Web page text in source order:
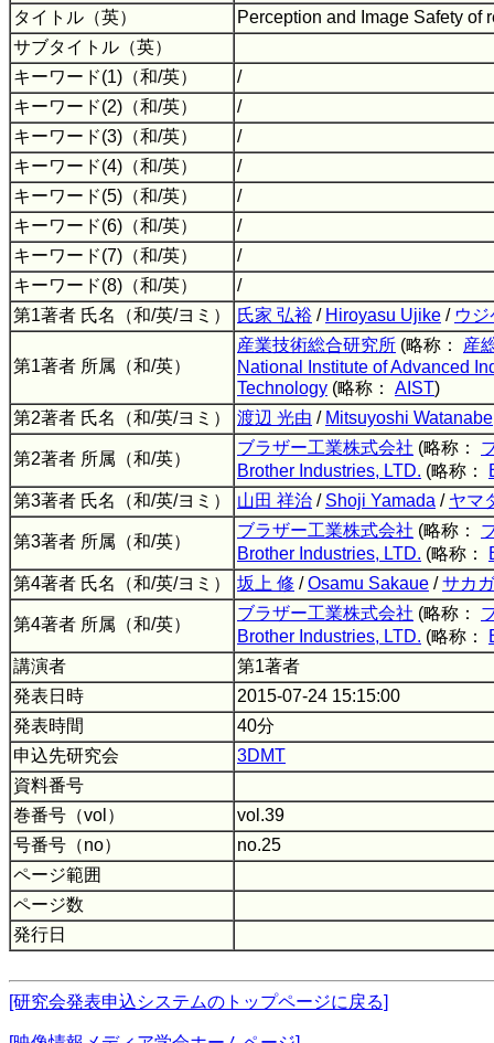
タイトル（英）
Perception and Image Safety
サブタイトル（英）
キーワード(1)（和/英）
/
キーワード(2)（和/英）
/
キーワード(3)（和/英）
/
キーワード(4)（和/英）
/
キーワード(5)（和/英）
/
キーワード(6)（和/英）
/
キーワード(7)（和/英）
/
キーワード(8)（和/英）
/
第1著者 氏名（和/英/ヨミ）
氏家 弘裕 / Hiroyasu Ujike / ウ
第1著者 所属（和/英）
産業技術総合研究所 (略称： 産
National Institute of Advanced
Technology (略称： AIST)
第2著者 氏名（和/英/ヨミ）
渡辺 光由 / Mitsuyoshi Watanabe
第2著者 所属（和/英）
ブラザー工業株式会社 (略称：
Brother Industries, LTD. (略称：
第3著者 氏名（和/英/ヨミ）
山田 祥治 / Shoji Yamada / ヤマ
第3著者 所属（和/英）
ブラザー工業株式会社 (略称：
Brother Industries, LTD. (略称：
第4著者 氏名（和/英/ヨミ）
坂上 修 /Osamu Sakaue /サカ
第4著者 所属（和/英）
ブラザー工業株式会社 (略称：
Brother Industries, LTD. (略称：
講演者
第1著者
発表日時
2015-07-24 15:15:00
発表時間
40分
申込先研究会
3DMT
資料番号
巻番号（vol）
vol.39
号番号（no）
no.25
ページ範囲
ページ数
発行日
[研究会発表申込システムのトップページに戻る]